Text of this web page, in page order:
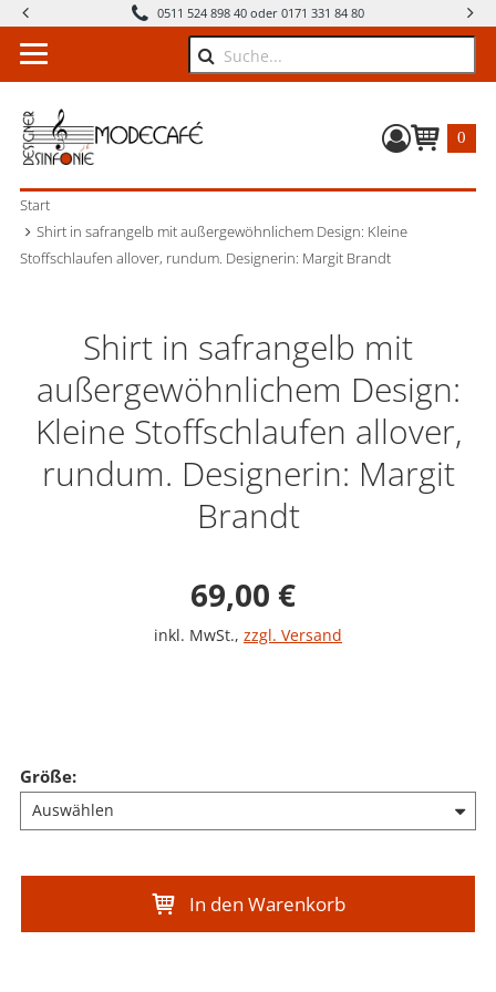
0511 524 898 40 oder 0171 331 84 80
Suche
0
Start
Shirt in safrangelb mit außergewöhnlichem Design: Kleine
Stoffschlaufen allover, rundum. Designerin: Margit Brandt
Shirt in safrangelb mit
außergewöhnlichem Design:
Kleine Stoffschlaufen allover,
rundum. Designerin: Margit
Brandt
Verkaufspreis:
69,00 €
inkl. MwSt., zzgl. Versand
Größe:
In den Warenkorb